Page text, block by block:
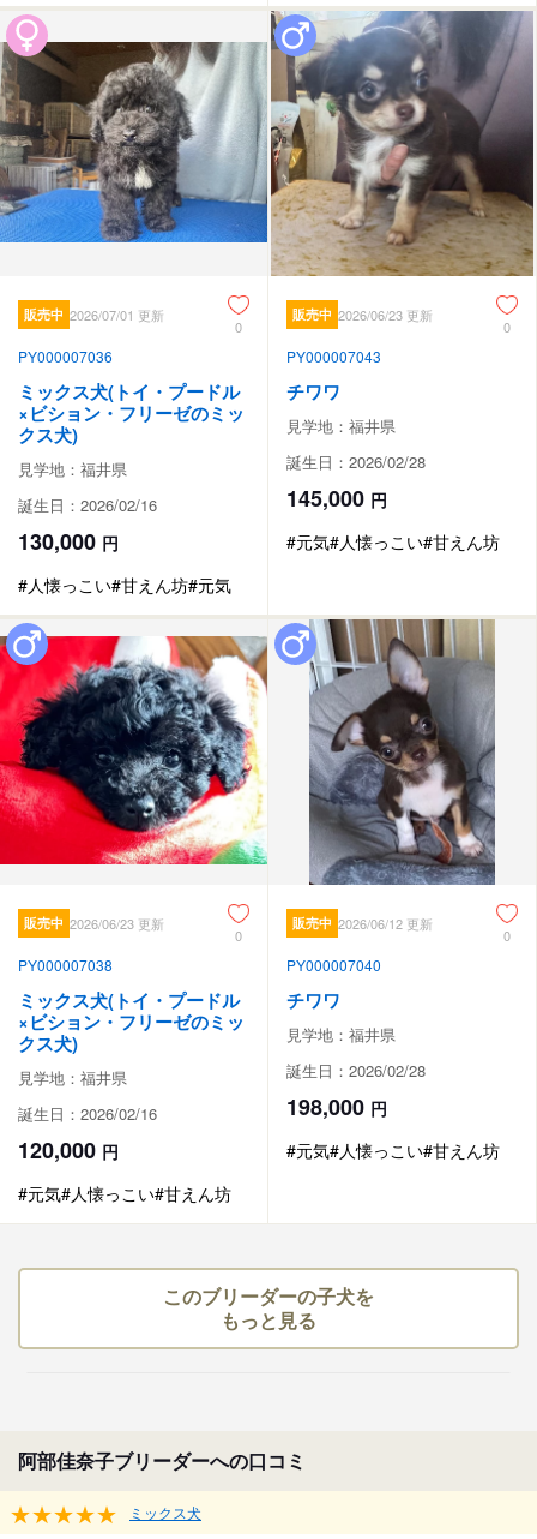
販売中 2026/07/01 更新
0
PY000007036
ミックス犬(トイ・プードル
×ビション・フリーゼのミッ
クス犬)
見学地：福井県
誕生日：2026/02/16
130,000 円
#人懐っこい#甘えん坊#元気
販売中 2026/06/23 更新
0
PY000007043
チワワ
見学地：福井県
誕生日：2026/02/28
145,000 円
#元気#人懐っこい#甘えん坊
販売中 2026/06/23 更新
0
PY000007038
ミックス犬(トイ・プードル
×ビション・フリーゼのミッ
クス犬)
見学地：福井県
誕生日：2026/02/16
120,000 円
#元気#人懐っこい#甘えん坊
販売中 2026/06/12 更新
0
PY000007040
チワワ
見学地：福井県
誕生日：2026/02/28
198,000 円
#元気#人懐っこい#甘えん坊
このブリーダーの子犬を
もっと見る
阿部佳奈子ブリーダーへの口コミ
★★★★★ ミックス犬